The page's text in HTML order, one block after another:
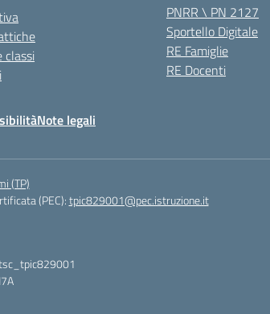
classi
PNRR \ PN 2127
Sportello Digitale
RE Famiglie
RE Docenti
Note legali
(TP)
(PEC):tpic829001@pec.istruzione.it